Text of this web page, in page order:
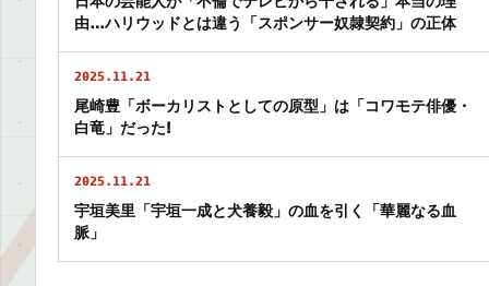
由…ハリウッドとは違う「スポンサー奴隷契約」の正体
2025.11.21
尾崎豊「ボーカリストとしての原型」は「コワモテ俳優・
白竜」だった!
2025.11.21
宇垣美里「宇垣一成と犬養毅」の血を引く「華麗なる血
脈」